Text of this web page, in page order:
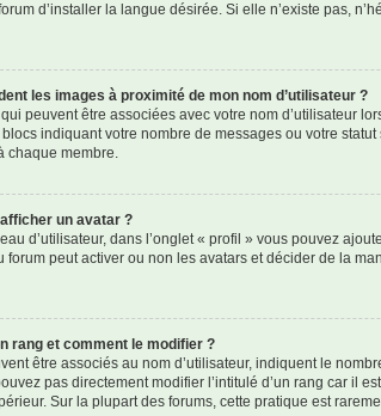
d’installer la langue désirée. Si elle n’existe pas,
les images à proximité de mon nom d’utilisateur ?
qui peuvent être associées avec votre nom d’utilisateur
indiquant votre nombre de messages ou votre
chaque membre.
un avatar ?
d’utilisateur, dans l’onglet « profil » vous pouvez
forum peut activer ou non les avatars et décider de la
rang et comment le modifier ?
être associés au nom d’utilisateur, indiquent le
pas directement modifier l’intitulé d’un rang car il
Sur la plupart des forums, cette pratique est